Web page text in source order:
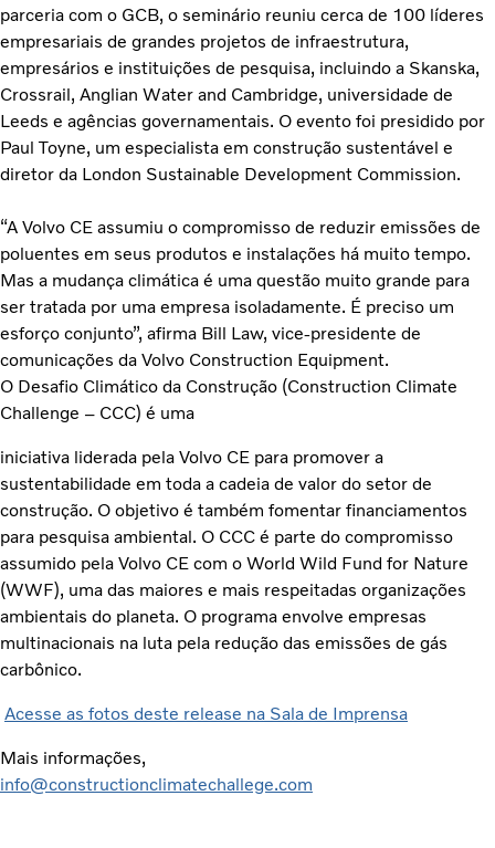
parceria com o GCB, o seminário reuniu cerca de 100 líderes
empresariais de grandes projetos de infraestrutura,
empresários e instituições de pesquisa, incluindo a Skanska,
Crossrail, Anglian Water and Cambridge, universidade de
Leeds e agências governamentais. O evento foi presidido por
Paul Toyne, um especialista em construção sustentável e
diretor da London Sustainable Development Commission.
“A Volvo CE assumiu o compromisso de reduzir emissões de
poluentes em seus produtos e instalações há muito tempo.
Mas a mudança climática é uma questão muito grande para
ser tratada por uma empresa isoladamente. É preciso um
esforço conjunto”, afirma Bill Law, vice-presidente de
comunicações da Volvo Construction Equipment.
O Desafio Climático da Construção (Construction Climate
Challenge – CCC) é uma
iniciativa liderada pela Volvo CE para promover a
sustentabilidade em toda a cadeia de valor do setor de
construção. O objetivo é também fomentar financiamentos
para pesquisa ambiental. O CCC é parte do compromisso
assumido pela Volvo CE com o World Wild Fund for Nature
(WWF), uma das maiores e mais respeitadas organizações
ambientais do planeta. O programa envolve empresas
multinacionais na luta pela redução das emissões de gás
carbônico.
Acesse as fotos deste release na Sala de Imprensa
Mais informações,
info@constructionclimatechallege.com